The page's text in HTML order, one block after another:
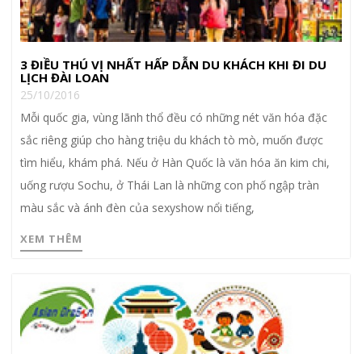
3 ĐIỀU THÚ VỊ NHẤT HẤP DẪN DU KHÁCH KHI ĐI DU
LỊCH ĐÀI LOAN
25/10/2016
Mỗi quốc gia, vùng lãnh thổ đều có những nét văn hóa đặc
sắc riêng giúp cho hàng triệu du khách tò mò, muốn được
tìm hiểu, khám phá. Nếu ở Hàn Quốc là văn hóa ăn kim chi,
uống rượu Sochu, ở Thái Lan là những con phố ngập tràn
màu sắc và ánh đèn của sexyshow nổi tiếng,
XEM THÊM